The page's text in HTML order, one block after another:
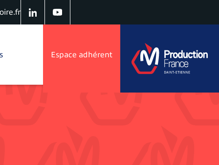
Espace adhérent